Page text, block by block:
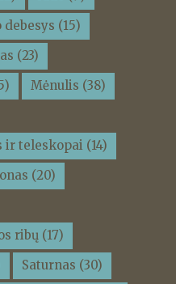
debesys (15)
(23)
Mėnulis (38)
ir teleskopai (14)
(20)
ribų (17)
Saturnas (30)